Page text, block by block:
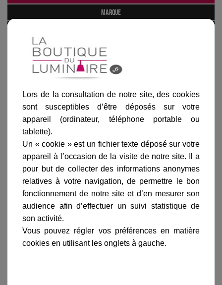
marque
gamme complète
avis clients
En savoir plus sur : Applique murale Tallin 900-
Astro
Lighting
L'expérience en matière de luminaires pour salle de
bains de la marque Astro Lighting vous garantit des
produits fiables, de qualité et aux normes françaises.
Cette applique murale est conçue pour être installée
dans votre salle de bain car elle correspond aux
normes françaises mais convient également à une
chambre ou toute autre pièce.
La fiche technique de ce
simple demande par mail à l'adresse suivante :
contact@laboutiqueduluminaire.fr ou sur notre page
Lors de la consultation de notre site, des cookies
sont susceptibles d’être déposés sur votre
appareil (ordinateur, téléphone portable ou
tablette).
Un « cookie » est un fichier texte déposé sur votre
appareil à l’occasion de la visite de notre site. Il a
pour but de collecter des informations anonymes
relatives à votre navigation, de permettre le bon
fonctionnement de notre site et d’en mesurer son
audience afin d’effectuer un suivi statistique de
son activité.
Vous pouvez régler vos préférences en matière
cookies en utilisant les onglets à gauche.